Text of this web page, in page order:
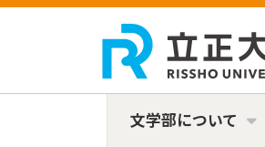
コ
へ
ナ
ョ
文学部について